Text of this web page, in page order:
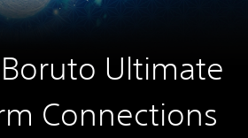
Ultimate
Connections